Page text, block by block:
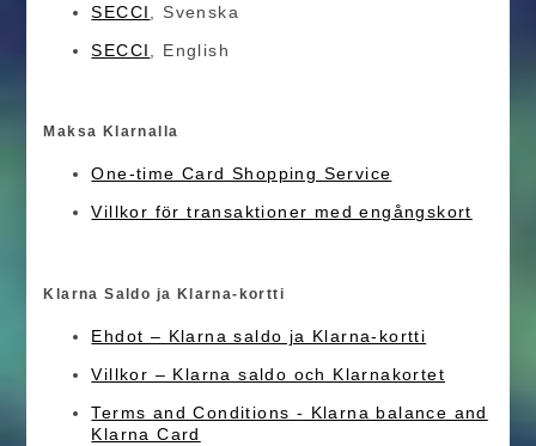
SECCI
, Svenska
SECCI
, English
Maksa Klarnalla
One-time Card Shopping Service
Villkor för transaktioner med engångskort
Klarna Saldo ja Klarna-kortti
Ehdot – Klarna saldo ja Klarna-kortti
Villkor – Klarna saldo och Klarnakortet
Terms and Conditions - Klarna balance and
Klarna Card